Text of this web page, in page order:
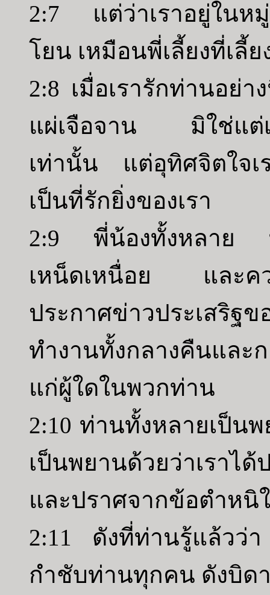
2:7 แต่ว่าเราอยู่ในห
โยน เหมือนพี่เลี้ยงที่เลี้
2:8 เมื่อเรารักท่านอย่า
แผ่เจือจาน มิใช่แต่เพี
เท่านั้น แต่อุทิศจิตใจเ
เป็นที่รักยิ่งของเรา
2:9 พี่น้องทั้งหลาย ท่
เหน็ดเหนื่อย และควา
ประกาศข่าวประเสริ
ทำงานทั้งกลางคืนและก
แก่ผู้ใดในพวกท่าน
2:10 ท่านทั้งหลายเป็นพ
เป็นพยานด้วยว่าเราไ
และปราศจากข้อตำหนิ
2:11 ดังที่ท่านรู้แล้วว่
กำชับท่านทุกคน ดังบิด